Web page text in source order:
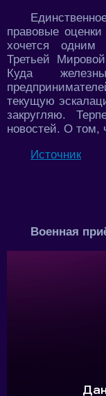
правовые
хочется одним
Третьей
Куда
текущую
закругляю.
новостей. О том,
Источник
Военная